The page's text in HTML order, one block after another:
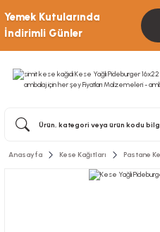
Yemek Kutularında
İndirimli Günler
Anasayfa Kese Kağıtları Pastane